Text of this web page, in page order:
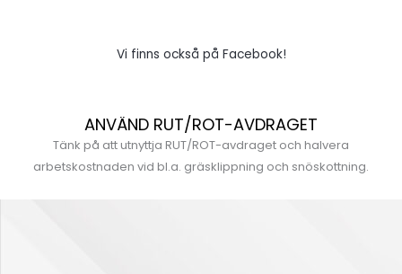
Vi finns också på Facebook!
ANVÄND RUT/ROT-AVDRAGET
Tänk på att utnyttja RUT/ROT-avdraget och halvera
arbetskostnaden vid bl.a. gräsklippning och snöskottning.